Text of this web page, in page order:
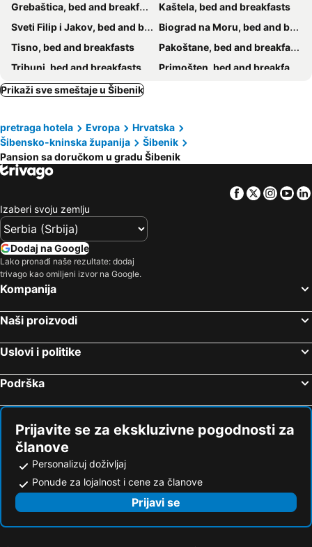
Grebaštica, bed and breakfasts
Kaštela, bed and breakfasts
Sveti Filip i Jakov, bed and breakfasts
Biograd na Moru, bed and breakfasts
Tisno, bed and breakfasts
Pakoštane, bed and breakfasts
Tribunj, bed and breakfasts
Primošten, bed and breakfasts
Marina, bed and breakfasts
Benkovac, bed and breakfasts
Kaprije, bed and breakfasts
Vrlika, bed and breakfasts
Rogoznica, bed and breakfasts
Biskupija, bed and breakfasts
Prikaži sve smeštaje u Šibenik
pretraga hotela Evropa
Hrvatska
Šibensko-kninska županija
Šibenik
Pansion sa doručkom u gradu Šibenik
Facebook
Twitter
Izaberi svoju zemlju
Dodaj na Google
Lako pronađi naše rezultate: dodaj
trivago kao omiljeni izvor na Google.
Kompanija
Naši proizvodi
Uslovi i politike
Podrška
Prijavite se za ekskluzivne pogodnosti za
članove
Personalizuj doživljaj
Ponude za lojalnost i cene za članove
Prijavi se